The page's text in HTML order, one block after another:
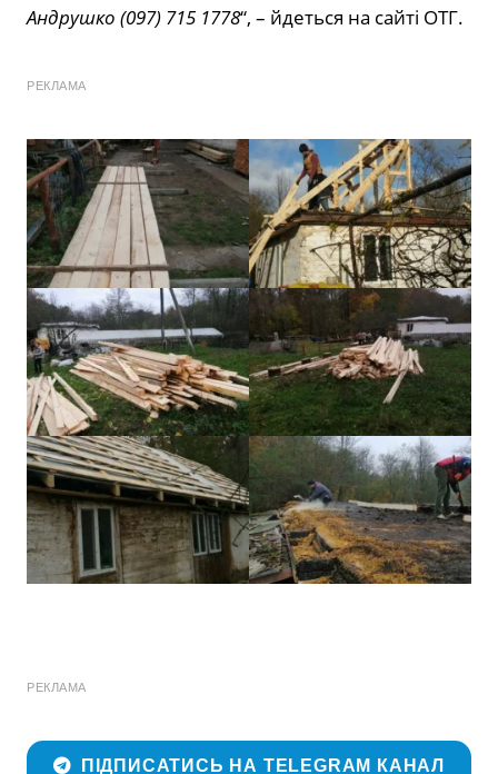
Андрушко (097) 715 1778“, – йдеться на сайті ОТГ.
РЕКЛАМА
РЕКЛАМА
ПІДПИСАТИСЬ НА TELEGRAM КАНАЛ